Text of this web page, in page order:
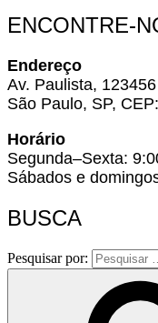
ENCONTRE-
Endereço
Av. Paulista, 123456
São Paulo, SP,
Horário
Segunda–Sexta:
Sábados e
BUSCA
Pesquisar por: